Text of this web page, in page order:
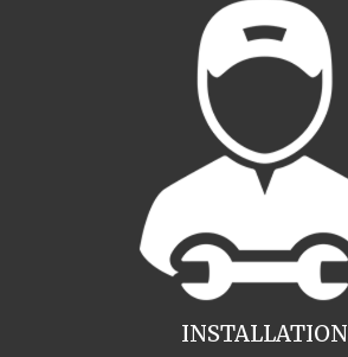
INSTALLATION